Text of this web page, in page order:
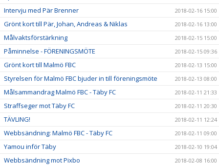
Intervju med Pär Brenner 2018-02-16 15:00
Grönt kort till Pär, Johan, Andreas & Niklas 2018-02-16 13:00
Målvaktsförstärkning 2018-02-15 15:00
Påminnelse - FÖRENINGSMÖTE 2018-02-15 09:36
Grönt kort till Malmö FBC 2018-02-13 15:00
Styrelsen för Malmö FBC bjuder in till föreningsmöte 2018-02-13 08:00
Målsammandrag Malmö FBC - Täby FC 2018-02-11 21:33
Straffseger mot Täby FC 2018-02-11 20:30
TÄVLING! 2018-02-11 12:24
Webbsändning: Malmö FBC - Täby FC 2018-02-11 09:00
Yamou inför Täby 2018-02-10 19:04
Webbsändning mot Pixbo 2018-02-08 16:00